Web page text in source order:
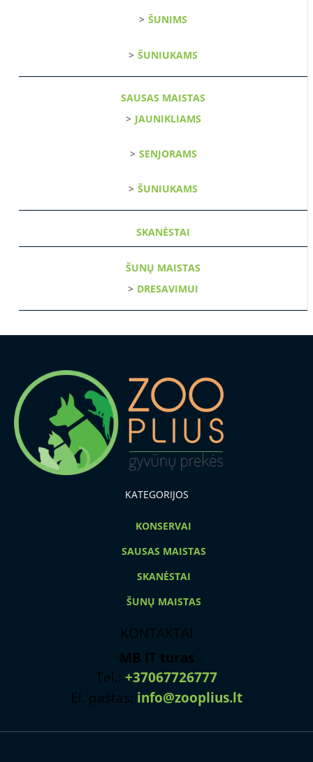
ŠUNIMS
ŠUNIUKAMS
SAUSAS MAISTAS
JAUNIKLIAMS
SENJORAMS
ŠUNIUKAMS
SKANĖSTAI
ŠUNŲ MAISTAS
DRESAVIMUI
KATEGORIJOS
KONSERVAI
SAUSAS MAISTAS
SKANĖSTAI
ŠUNŲ MAISTAS
KONTAKTAI
MB IT turas
Tel.: +37067726777
El. paštas: info@zooplius.lt